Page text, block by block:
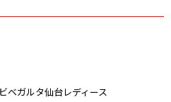
ベガルタ仙台レディース